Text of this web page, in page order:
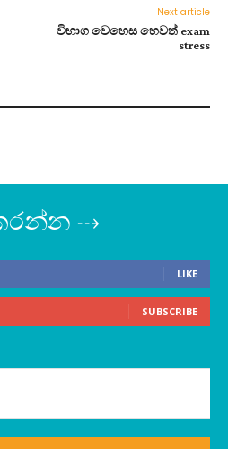
Next article
විභාග වෙහෙස හෙවත් exam
stress
කරන්න ⇢
LIKE
SUBSCRIBE